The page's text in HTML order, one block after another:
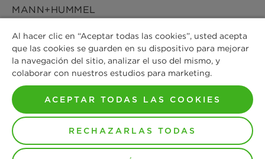
Configuración de cookies
Datos de empresa
Aviso legal
YouTube
MANN+HUMMEL
71636 Ludwigsburg
Phone: +49 7141 98-0
Fax: +49 7141 98-2545
Contact us
© Copyright 2021-2026 - All content, in particular texts,
photographs and graphics are protected by copyright. All
rights, including reproduction, publication, editing and
Al hacer clic en “Aceptar todas las cookies”, usted acepta
que las cookies se guarden en su dispositivo para mejorar
la navegación del sitio, analizar el uso del mismo, y
colaborar con nuestros estudios para marketing.
ACEPTAR TODAS LAS COOKIES
RECHAZARLAS TODAS